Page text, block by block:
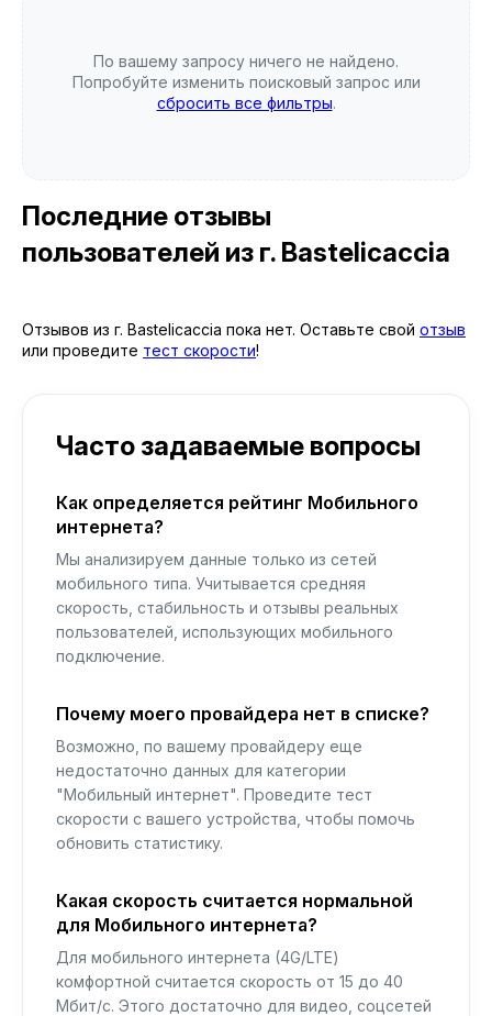
По вашему запросу ничего не найдено.
Попробуйте изменить поисковый запрос или
сбросить все фильтры.
Последние отзывы
пользователей из г. Bastelicaccia
Отзывов из г. Bastelicaccia пока нет. Оставьте свой отзыв
или проведите тест скорости!
Часто задаваемые вопросы
Как определяется рейтинг Мобильного
интернета?
Мы анализируем данные только из сетей
мобильного типа. Учитывается средняя
скорость, стабильность и отзывы реальных
пользователей, использующих мобильного
подключение.
Почему моего провайдера нет в списке?
Возможно, по вашему провайдеру еще
недостаточно данных для категории
"Мобильный интернет". Проведите тест
скорости с вашего устройства, чтобы помочь
обновить статистику.
Какая скорость считается нормальной
для Мобильного интернета?
Для мобильного интернета (4G/LTE)
комфортной считается скорость от 15 до 40
Мбит/с. Этого достаточно для видео, соцсетей